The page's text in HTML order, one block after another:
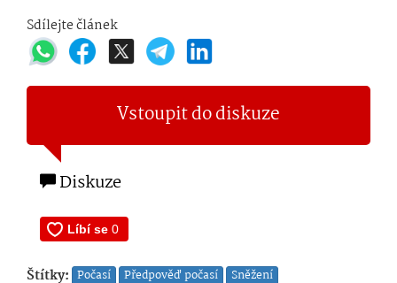
Sdílejte článek
Vstoupit do diskuze
Diskuze
Štítky: Počasí Předpověď počasí Sněžení